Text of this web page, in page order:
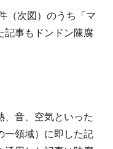
（次図）のうち「マ
記事もドンドン陳腐
、音、空気といった
一領域）に即した記